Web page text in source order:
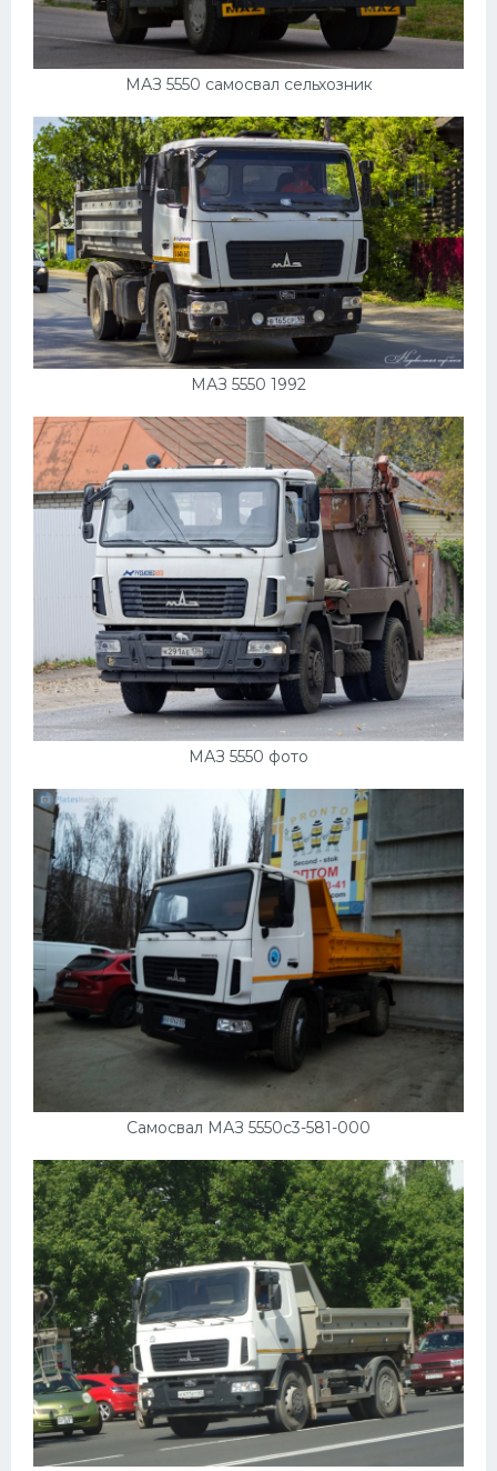
МАЗ 5550 самосвал сельхозник
МАЗ 5550 1992
МАЗ 5550 фото
Самосвал МАЗ 5550c3-581-000